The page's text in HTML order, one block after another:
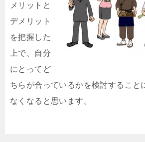
メリットと
デメリット
を把握した
上で、自分
にとってど
ちらが合っているかを検討すること
なくなると思います。